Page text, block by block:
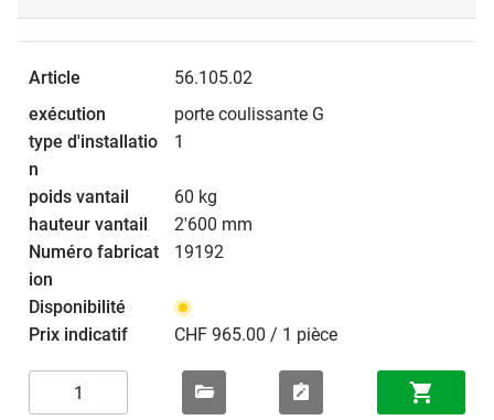
56.105.02
porte coulissante G
1
60 kg
2'600 mm
19192
CHF 965.00 / 1 pièce